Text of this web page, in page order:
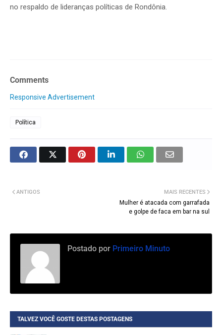
no respaldo de lideranças políticas de Rondônia.
Comments
Responsive Advertisement
Política
MAIS RECENTES
Mulher é atacada com garrafada
e golpe de faca em bar na sul
ANTIGOS
Postado por Primeiro Minuto
TALVEZ VOCÊ GOSTE DESTAS POSTAGENS